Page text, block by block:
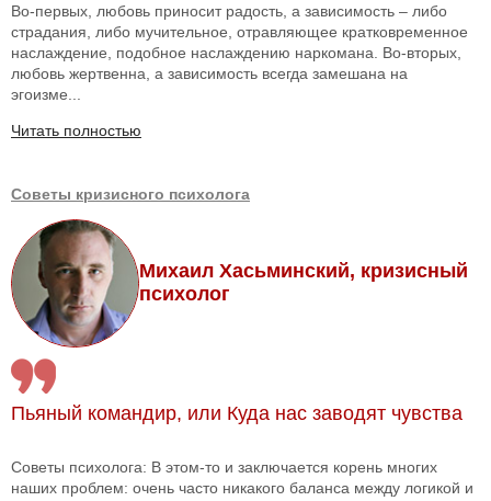
Во-первых, любовь приносит радость, а зависимость – либо
страдания, либо мучительное, отравляющее кратковременное
наслаждение, подобное наслаждению наркомана. Во-вторых,
любовь жертвенна, а зависимость всегда замешана на
эгоизме...
Читать полностью
Советы кризисного психолога
Михаил Хасьминский, кризисный
психолог
Пьяный командир, или Куда нас заводят чувства
Советы психолога: В этом-то и заключается корень многих
наших проблем: очень часто никакого баланса между логикой и